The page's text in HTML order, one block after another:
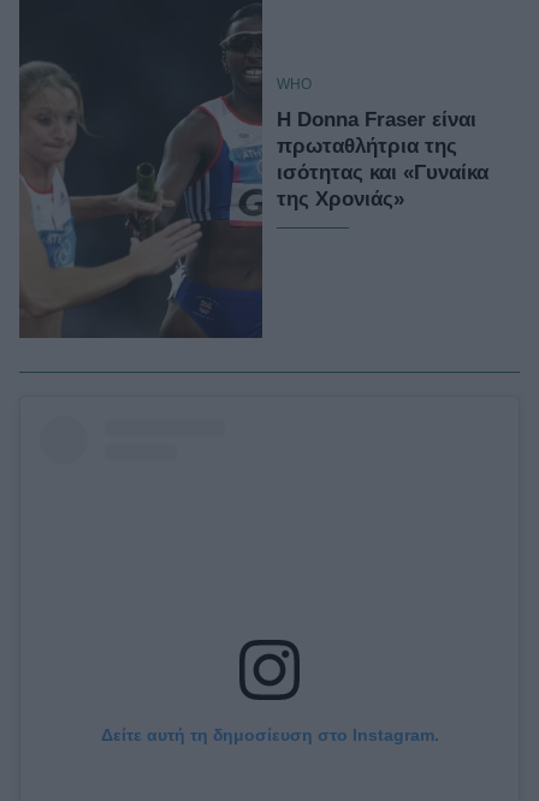
WHO
H Donna Fraser είναι
πρωταθλήτρια της
ισότητας και «Γυναίκα
της Χρονιάς»
Δείτε αυτή τη δημοσίευση στο Instagram.